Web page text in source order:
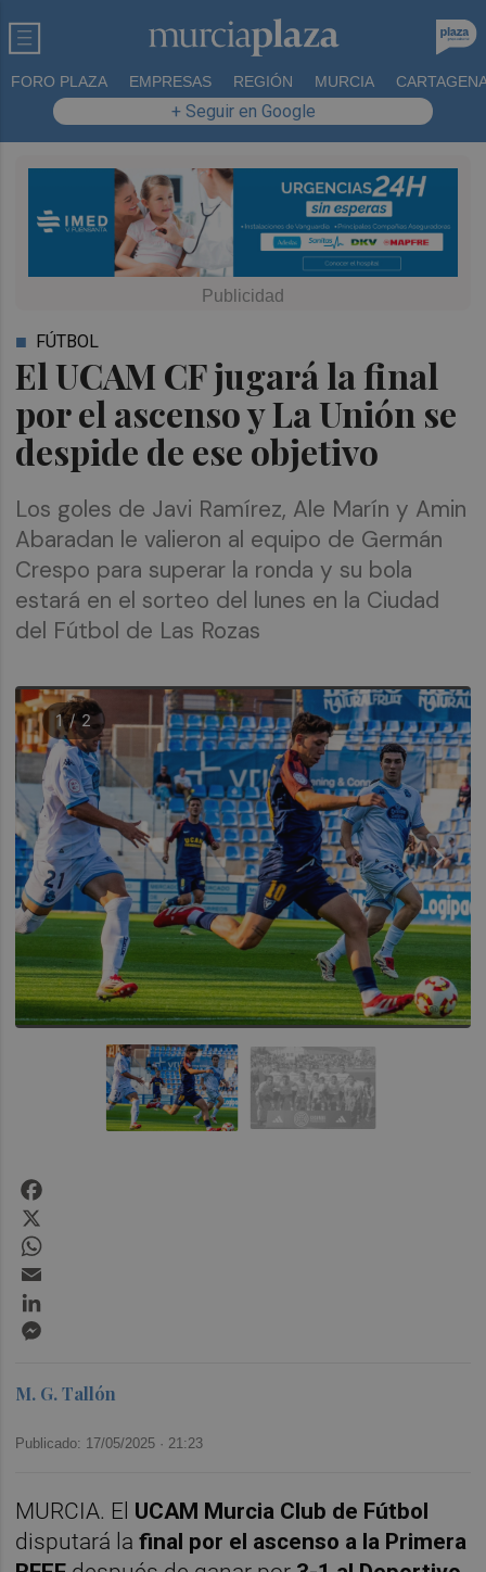
FORO PLAZA EMPRESAS REGIÓN MURCIA
+ Seguir en Google
El UCAM CF jugará la final
por el ascenso y La Unión se
despide de ese objetivo
FÚTBOL
Los goles de Javi Ramírez, Ale Marín y Amin
Abaradan le valieron al equipo de Germán
Crespo para superar la ronda y su bola
estará en el sorteo del lunes en la Ciudad
del Fútbol de Las Rozas
1 / 2
M. G. Tallón
Publicado: 17/05/2025 · 21:23
MURCIA. El UCAM Murcia Club de Fútbol
disputará lafinal por el ascenso a la Primera